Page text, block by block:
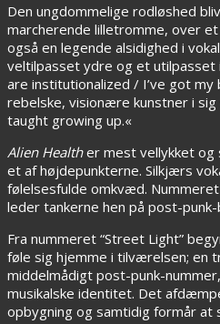
Den ungdommelige rodløshed
marcherende lilletromme, over
også en legende alsidighed i
veltilpasset ydre og et utilpasset
are institutionalized / I’ve got
rebelske, visionære kunstner i sig
taught growing up.«
Alien Healther mest vellykket og
et af højdepunkterne. Silkjærs
følelsesfulde omkvæd.
leder tankerne hen på post-
Fra nummeret “Street Light”
føle sig hjemme i tilværelsen; en
middelmådigt post-punk-
musikalske identitet. Det
opbygning og samtidig formår at